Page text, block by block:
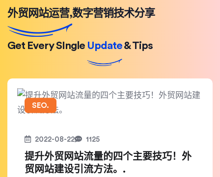
外贸网站运营,数字营销技术分享
Get Every SIngle Update& Tips
SEO.
2022-08-22 1125
提升外贸网站流量的四个主要技巧！外
贸网站建设引流方法。.